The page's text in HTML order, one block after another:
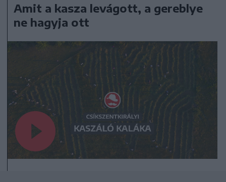
Amit a kasza levágott, a gereblye
ne hagyja ott